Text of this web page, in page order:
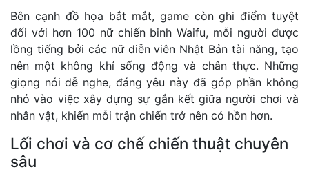
Bên cạnh đồ họa bắt mắt, game còn ghi điểm tuyệt
đối với hơn 100 nữ chiến binh Waifu, mỗi người được
lồng tiếng bởi các nữ diễn viên Nhật Bản tài năng, tạo
nên một không khí sống động và chân thực. Những
giọng nói dễ nghe, đáng yêu này đã góp phần không
nhỏ vào việc xây dựng sự gắn kết giữa người chơi và
nhân vật, khiến mỗi trận chiến trở nên có hồn hơn.
Lối chơi và cơ chế chiến thuật chuyên
sâu